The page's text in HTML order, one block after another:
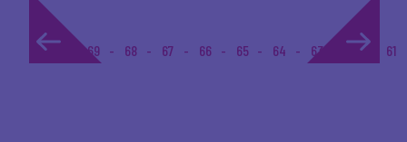
1... 69 68 67 66 65 64 63 62 61